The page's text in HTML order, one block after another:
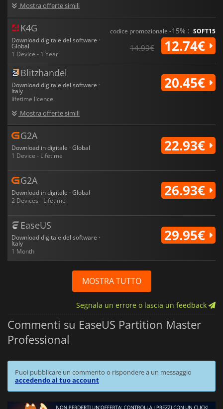
Mostra offerte simili
K4G
Download digitale del software ·
Global
1 Device - 1 Year
codice promozionale -15% : SOFT15
14.99€ 12.74€
Blitzhandel
Download digitale del software ·
Italy
lifetime licence
Mostra offerte simili
20.45€
G2A
Download in digitale · Global
1 Device - Lifetime
22.93€
G2A
Download in digitale · Global
2 Devices - Lifetime
26.93€
EaseUS
Download digitale del software ·
Italy
1 Month
29.95€
MOSTRA TUTTO
Segnala un errore o lascia un feedback
Commenti su EaseUS Partition Master
Professional
Puoi pubblicare un commento o rispondere a un messaggio
accedendo al tuo account